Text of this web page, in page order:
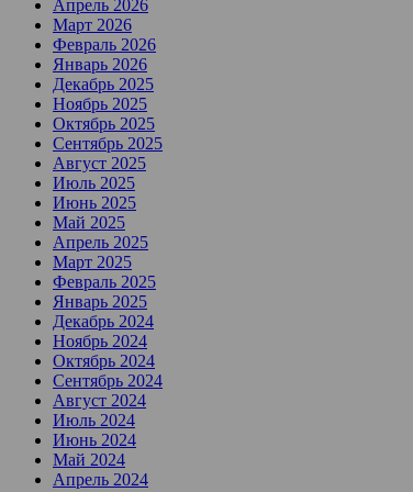
Апрель 2026
Март 2026
Февраль 2026
Январь 2026
Декабрь 2025
Ноябрь 2025
Октябрь 2025
Сентябрь 2025
Август 2025
Июль 2025
Июнь 2025
Май 2025
Апрель 2025
Март 2025
Февраль 2025
Январь 2025
Декабрь 2024
Ноябрь 2024
Октябрь 2024
Сентябрь 2024
Август 2024
Июль 2024
Июнь 2024
Май 2024
Апрель 2024